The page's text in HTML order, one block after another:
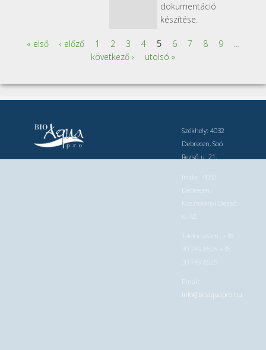
dokumentáció
készítése.
« első ‹ előző 1 2 3 4 5 6 7 8 9
…
következő ›
utolsó »
Székhely: 4032
Debrecen, Soó
Rezső u. 21.
Iroda: 4032
Kosztolányi Dezső
u. 42.
Telefonszám: +36
30 749 8526 +36
30 749 8525
Email:
info@bioaquapro.hu